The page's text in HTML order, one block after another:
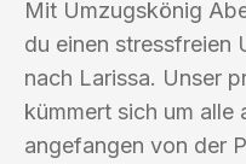
Mit Umzugskönig
du einen stressfreien
nach Larissa. Unser
kümmert sich um alle
angefangen von der